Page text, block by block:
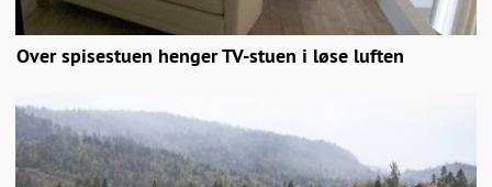
Over spisestuen henger TV-stuen i løse luften